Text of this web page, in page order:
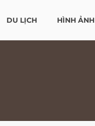
DU LỊCH HÌNH ẢNH